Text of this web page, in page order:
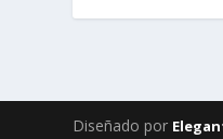
Diseñado por